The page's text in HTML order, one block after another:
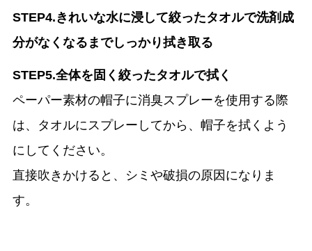
STEP4.きれいな水に浸して絞ったタオルで洗剤成
分がなくなるまでしっかり拭き取る
STEP5.全体を固く絞ったタオルで拭く
ペーパー素材の帽子に消臭スプレーを使用する際
は、タオルにスプレーしてから、帽子を拭くよう
にしてください。
直接吹きかけると、シミや破損の原因になりま
す。